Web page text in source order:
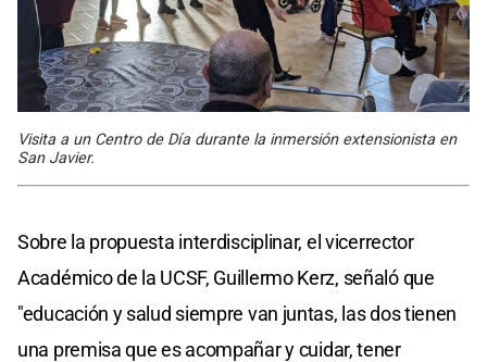
Visita a un Centro de Día durante la inmersión extensionista en
San Javier.
Sobre la propuesta interdisciplinar, el vicerrector
Académico de la UCSF, Guillermo Kerz, señaló que
"educación y salud siempre van juntas, las dos tienen
una premisa que es acompañar y cuidar, tener